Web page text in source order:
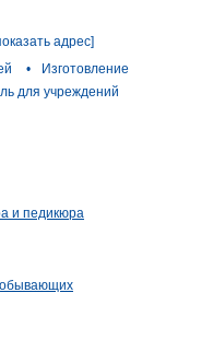
адрес]
•
Изготовление
для учреждений
и педикюра